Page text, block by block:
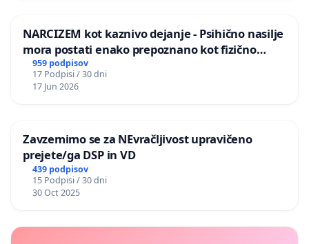
NARCIZEM kot kaznivo dejanje - Psihično nasilje
mora postati enako prepoznano kot fizično
nasilje
959 podpisov
17 Podpisi / 30 dni
17 Jun 2026
Zavzemimo se za NEvračljivost upravičeno
prejete/ga DSP in VD
439 podpisov
15 Podpisi / 30 dni
30 Oct 2025